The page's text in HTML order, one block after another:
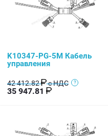
K10347-PG-5M Кабель
управления
42 412.82 с НДС
35 947.81